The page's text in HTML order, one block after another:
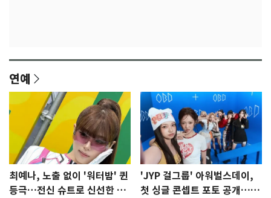
연예
최예나, 노출 없이 '워터밤' 퀸
등극…전신 슈트로 신선한 충
'JYP 걸그룹' 아워벌스데이,
첫 싱글 콘셉트 포토 공개…청